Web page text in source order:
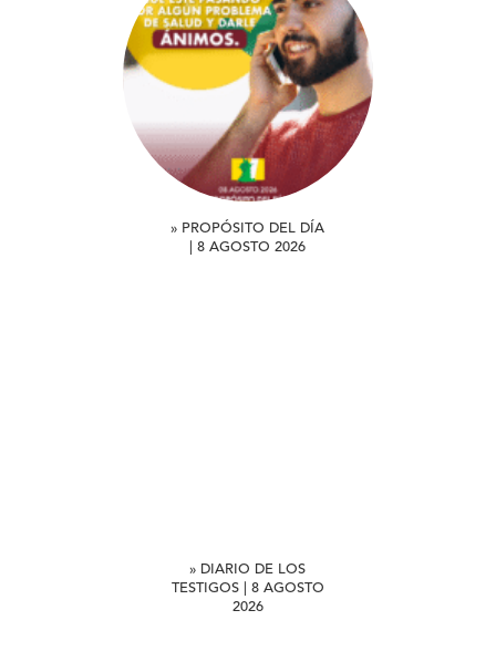
» PROPÓSITO DEL DÍA
| 8 AGOSTO 2026
» DIARIO DE LOS
TESTIGOS | 8 AGOSTO
2026